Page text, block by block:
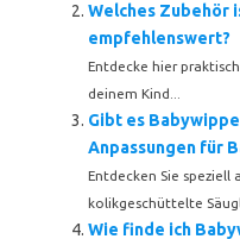
Welches Zubehör
empfehlenswert?
Entdecke hier
deinem Kind...
Gibt es
Anpassungen für
Entdecken Sie speziell
kolikgeschüttelte
Wie finde ich